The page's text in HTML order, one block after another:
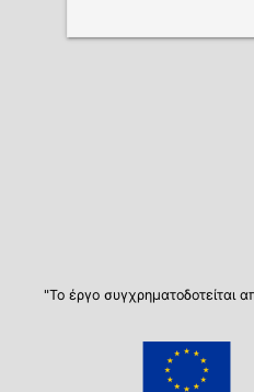
"Το έργο συγχρηματοδοτείται